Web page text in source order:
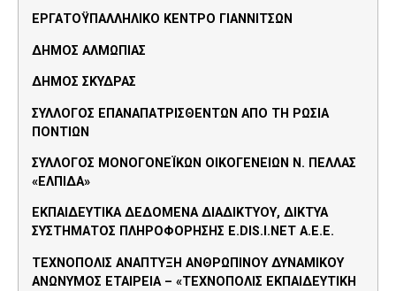
ΕΡΓΑΤΟΫΠΑΛΛΗΛΙΚΟ ΚΕΝΤΡΟ ΓΙΑΝΝΙΤΣΩΝ
ΔΗΜΟΣ ΑΛΜΩΠΙΑΣ
ΔΗΜΟΣ ΣΚΥΔΡΑΣ
ΣΥΛΛΟΓΟΣ ΕΠΑΝΑΠΑΤΡΙΣΘΕΝΤΩΝ ΑΠΟ ΤΗ ΡΩΣΙΑ
ΠΟΝΤΙΩΝ
ΣΥΛΛΟΓΟΣ ΜΟΝΟΓΟΝΕΪΚΩΝ ΟΙΚΟΓΕΝΕΙΩΝ Ν. ΠΕΛΛΑΣ
«ΕΛΠΙΔΑ»
ΕΚΠΑΙΔΕΥΤΙΚΑ ΔΕΔΟΜΕΝΑ ΔΙΑΔΙΚΤΥΟΥ, ΔΙΚΤΥΑ
ΣΥΣΤΗΜΑΤΟΣ ΠΛΗΡΟΦΟΡΗΣΗΣ E.DIS.I.NET A.E.E.
TΕΧΝΟΠΟΛΙΣ ΑΝΑΠΤΥΞΗ ΑΝΘΡΩΠΙΝΟΥ ΔΥΝΑΜΙΚΟΥ
ΑΝΩΝΥΜΟΣ ΕΤΑΙΡΕΙΑ – «ΤΕΧΝΟΠΟΛΙΣ ΕΚΠΑΙΔΕΥΤΙΚΗ